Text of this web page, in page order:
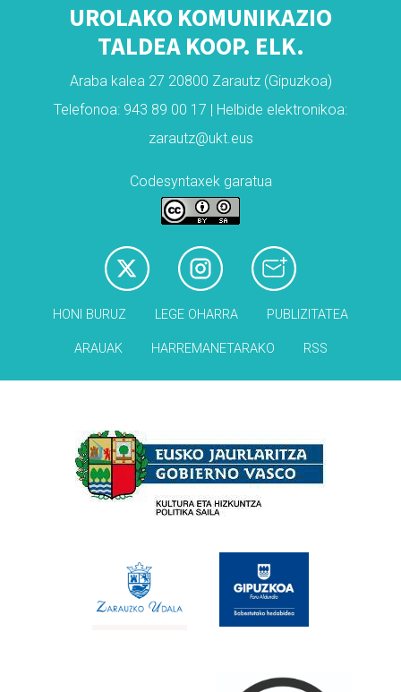
UROLAKO KOMUNIKAZIO
TALDEA KOOP. ELK.
Araba kalea 27 20800 Zarautz (Gipuzkoa)
Telefonoa: 943 89 00 17 | Helbide elektronikoa:
zarautz@ukt.eus
Codesyntaxek garatua
HONI BURUZ LEGE OHARRA PUBLIZITATEA
ARAUAK HARREMANETARAKO RSS